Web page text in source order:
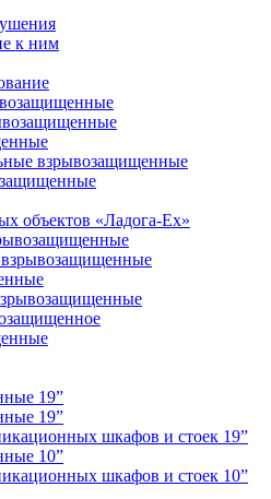
к ним
взрывозащищенные
объектов «Ладога-Ex»
19”
19”
шкафов и стоек 19”
10”
шкафов и стоек 10”